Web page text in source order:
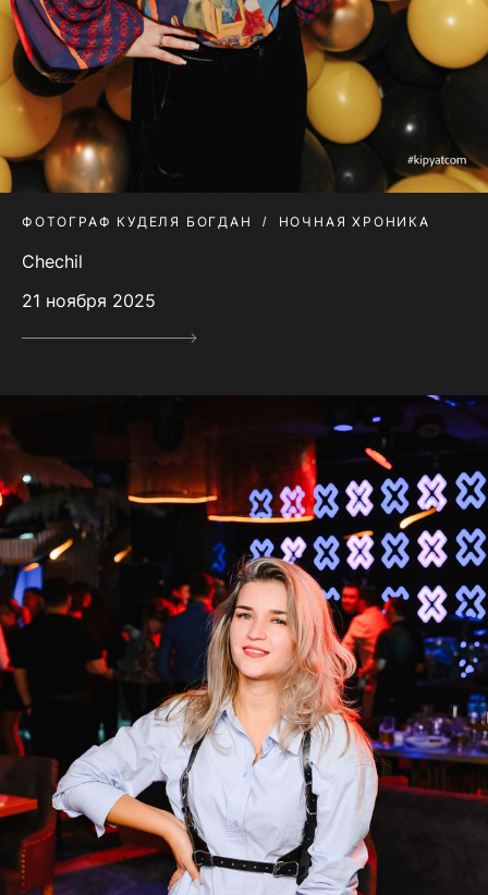
ФОТОГРАФ КУДЕЛЯ БОГДАН НОЧНАЯ ХРОНИКА
Chechil
21 ноября 2025